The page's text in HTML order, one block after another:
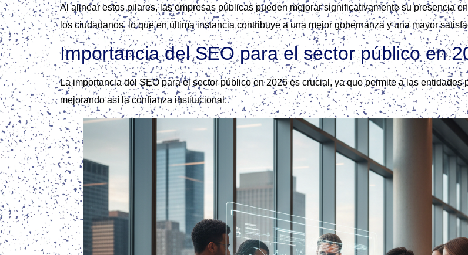
Al alinear estos pilares, las empresas públicas pueden mejorar significativamente su presencia
los ciudadanos, lo que en última instancia contribuye a una mejor gobernanza y una mayor
Importancia del SEO para el sector público en
La importancia del SEO para el sector público en 2026 es crucial, ya que permite a las
mejorando así la confianza institucional.